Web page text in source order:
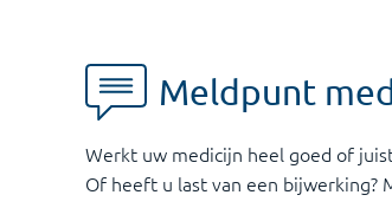
Meldpunt
Werkt uw medicijn heel goed of
Of heeft u last van een bijwerking?